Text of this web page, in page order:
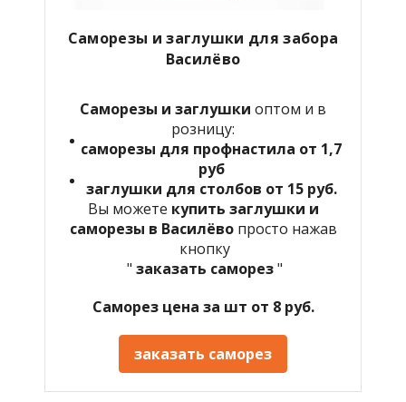
Саморезы и заглушки для забора
Василёво
Саморезы и заглушки оптом и в
розницу:
саморезы для профнастила от 1,7
руб
заглушки для столбов от 15 руб.
Вы можете купить заглушки и
саморезы в Василёво просто нажав
кнопку
" заказать саморез"
Саморез цена за шт от 8 руб.
заказать саморез